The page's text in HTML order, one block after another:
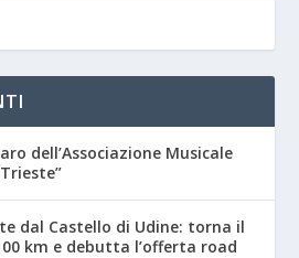
dell’Associazione Musicale
dal Castello di Udine: torna il
km e debutta l’offerta road